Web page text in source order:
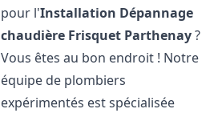
pour l'Installation Dépannage
chaudière Frisquet Parthenay?
Vous êtes au bon endroit ! Notre
équipe de plombiers
expérimentés est spécialisée